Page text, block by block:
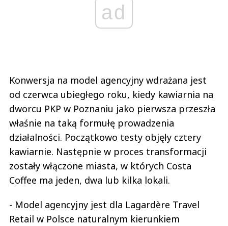
ad
Konwersja na model agencyjny wdrażana jest
od czerwca ubiegłego roku, kiedy kawiarnia na
dworcu PKP w Poznaniu jako pierwsza przeszła
właśnie na taką formułę prowadzenia
działalności. Początkowo testy objęły cztery
kawiarnie. Następnie w proces transformacji
zostały włączone miasta, w których Costa
Coffee ma jeden, dwa lub kilka lokali.
- Model agencyjny jest dla Lagardère Travel
Retail w Polsce naturalnym kierunkiem